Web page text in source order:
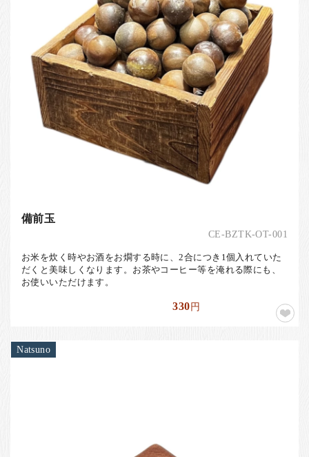
備前玉
CE-BZTK-OT-001
お米を炊く時やお酒をお燗する時に、2合につき1個入れていた
だくと美味しくなります。お茶やコーヒー等を淹れる際にも、
お使いいただけます。
330円
Natsuno